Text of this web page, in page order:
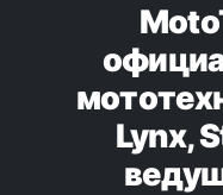
Lynx,